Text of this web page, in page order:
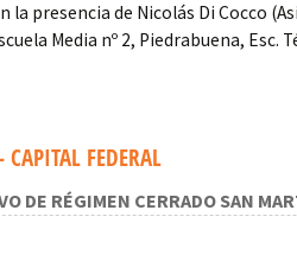
la presencia de Nicolás Di Cocco
Media nº 2, Piedrabuena, Esc.
FEDERAL
DE RÉGIMEN CERRADO SAN